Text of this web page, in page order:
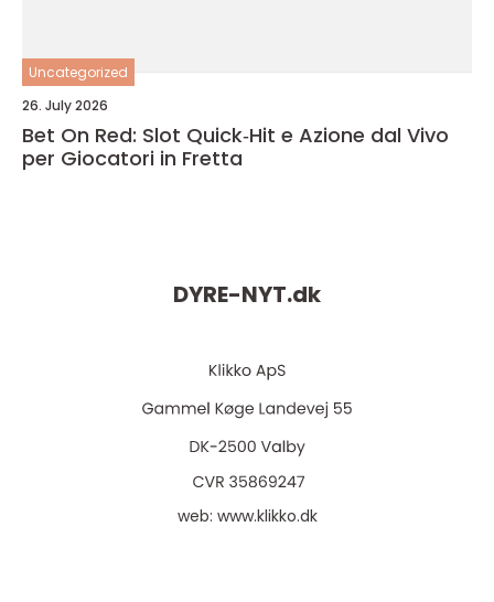
Uncategorized
26. July 2026
Bet On Red: Slot Quick‑Hit e Azione dal Vivo
per Giocatori in Fretta
DYRE-NYT.dk
web: www.klikko.dk